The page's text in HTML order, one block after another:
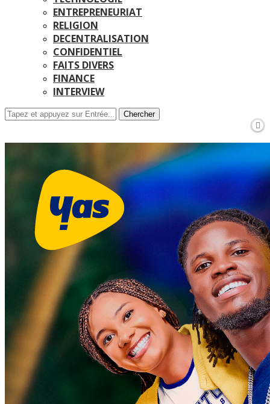
ENTREPRENEURIAT
RELIGION
DECENTRALISATION
CONFIDENTIEL
FAITS DIVERS
FINANCE
INTERVIEW
Chercher